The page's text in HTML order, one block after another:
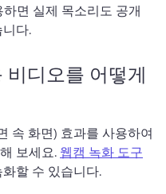
면 실제 목소리도 공개
다.
디오를 어떻게
속 화면) 효과를 사용하여
보세요. 웹캠 녹화 도구
할 수 있습니다.